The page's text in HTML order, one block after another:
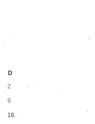
D
2
9
16